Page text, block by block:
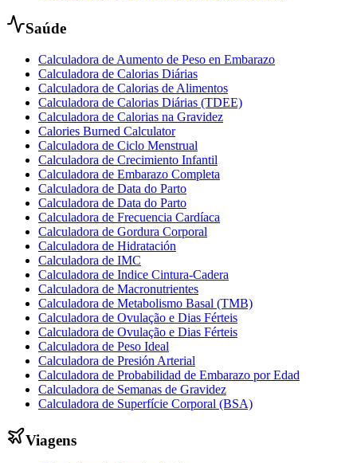
Saúde
Calculadora de Aumento de Peso en Embarazo
Calculadora de Calorias Diárias
Calculadora de Calorias de Alimentos
Calculadora de Calorias Diárias (TDEE)
Calculadora de Calorias na Gravidez
Calories Burned Calculator
Calculadora de Ciclo Menstrual
Calculadora de Crecimiento Infantil
Calculadora de Embarazo Completa
Calculadora de Data do Parto
Calculadora de Data do Parto
Calculadora de Frecuencia Cardíaca
Calculadora de Gordura Corporal
Calculadora de Hidratación
Calculadora de IMC
Calculadora de Indice Cintura-Cadera
Calculadora de Macronutrientes
Calculadora de Metabolismo Basal (TMB)
Calculadora de Ovulação e Dias Férteis
Calculadora de Ovulação e Dias Férteis
Calculadora de Peso Ideal
Calculadora de Presión Arterial
Calculadora de Probabilidad de Embarazo por Edad
Calculadora de Semanas de Gravidez
Calculadora de Superfície Corporal (BSA)
Viagens